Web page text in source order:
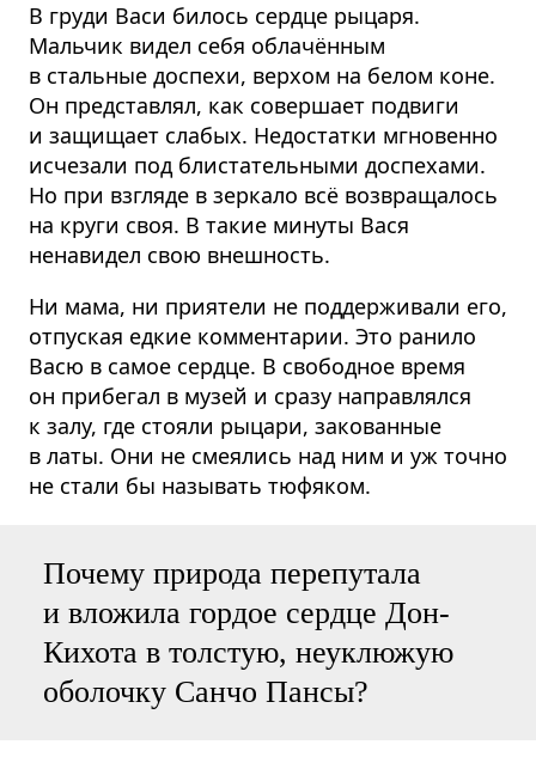
В груди Васи билось сердце рыцаря.
Мальчик видел себя облачённым
в стальные доспехи, верхом на белом коне.
Он представлял, как совершает подвиги
и защищает слабых. Недостатки мгновенно
исчезали под блистательными доспехами.
Но при взгляде в зеркало всё возвращалось
на круги своя. В такие минуты Вася
ненавидел свою внешность.
Ни мама, ни приятели не поддерживали его,
отпуская едкие комментарии. Это ранило
Васю в самое сердце. В свободное время
он прибегал в музей и сразу направлялся
к залу, где стояли рыцари, закованные
в латы. Они не смеялись над ним и уж точно
не стали бы называть тюфяком.
Почему природа перепутала
и вложила гордое сердце Дон-
Кихота в толстую, неуклюжую
оболочку Санчо Пансы?